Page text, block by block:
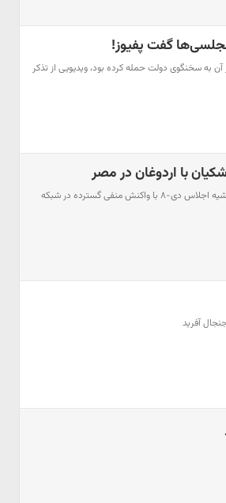
گفت پفیوز!
به سخنگوی دولت حمله کرده بود، ویدیویی از تذکر
با اردوغان در مصر
رفتار عجیب و از موضع ضعف پزشکیان با اردوغان در حاشیه اجلاس دی-۸ با واکنش منفی گسترده در شبکه
آفرید